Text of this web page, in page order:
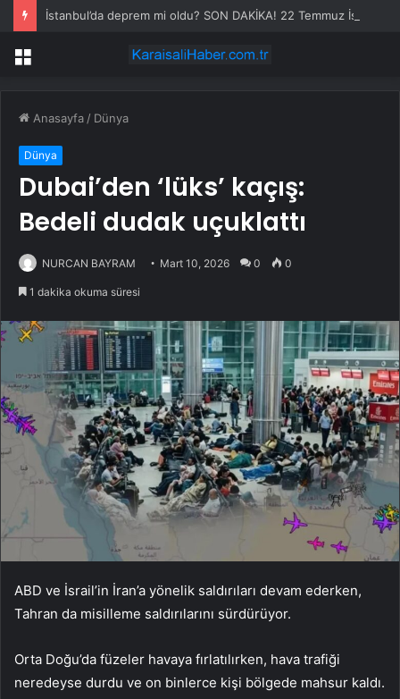
Menü
Anasayfa / Dünya
Dünya
Dubai’den ‘lüks’ kaçış:
Bedeli dudak uçuklattı
NURCAN BAYRAM Mart 10, 2026 0 0
1 dakika okuma süresi
ABD ve İsrail’in İran’a yönelik saldırıları devam ederken,
Tahran da misilleme saldırılarını sürdürüyor.
Orta Doğu’da füzeler havaya fırlatılırken, hava trafiği
neredeyse durdu ve on binlerce kişi bölgede mahsur kaldı.